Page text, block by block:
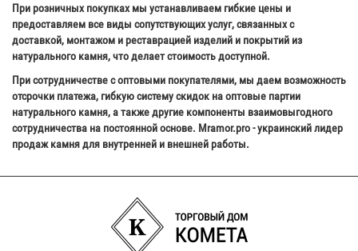
При розничных покупках мы устанавливаем гибкие цены и
предоставляем все виды сопутствующих услуг, связанных с
доставкой, монтажом и реставрацией изделий и покрытий из
натурального камня, что делает стоимость доступной.
При сотрудничестве с оптовыми покупателями, мы даем возможность
отсрочки платежа, гибкую систему скидок на оптовые партии
натурального камня, а также другие компоненты взаимовыгодного
сотрудничества на постоянной основе. Mramor.pro - украинский лидер
продаж камня для внутренней и внешней работы.